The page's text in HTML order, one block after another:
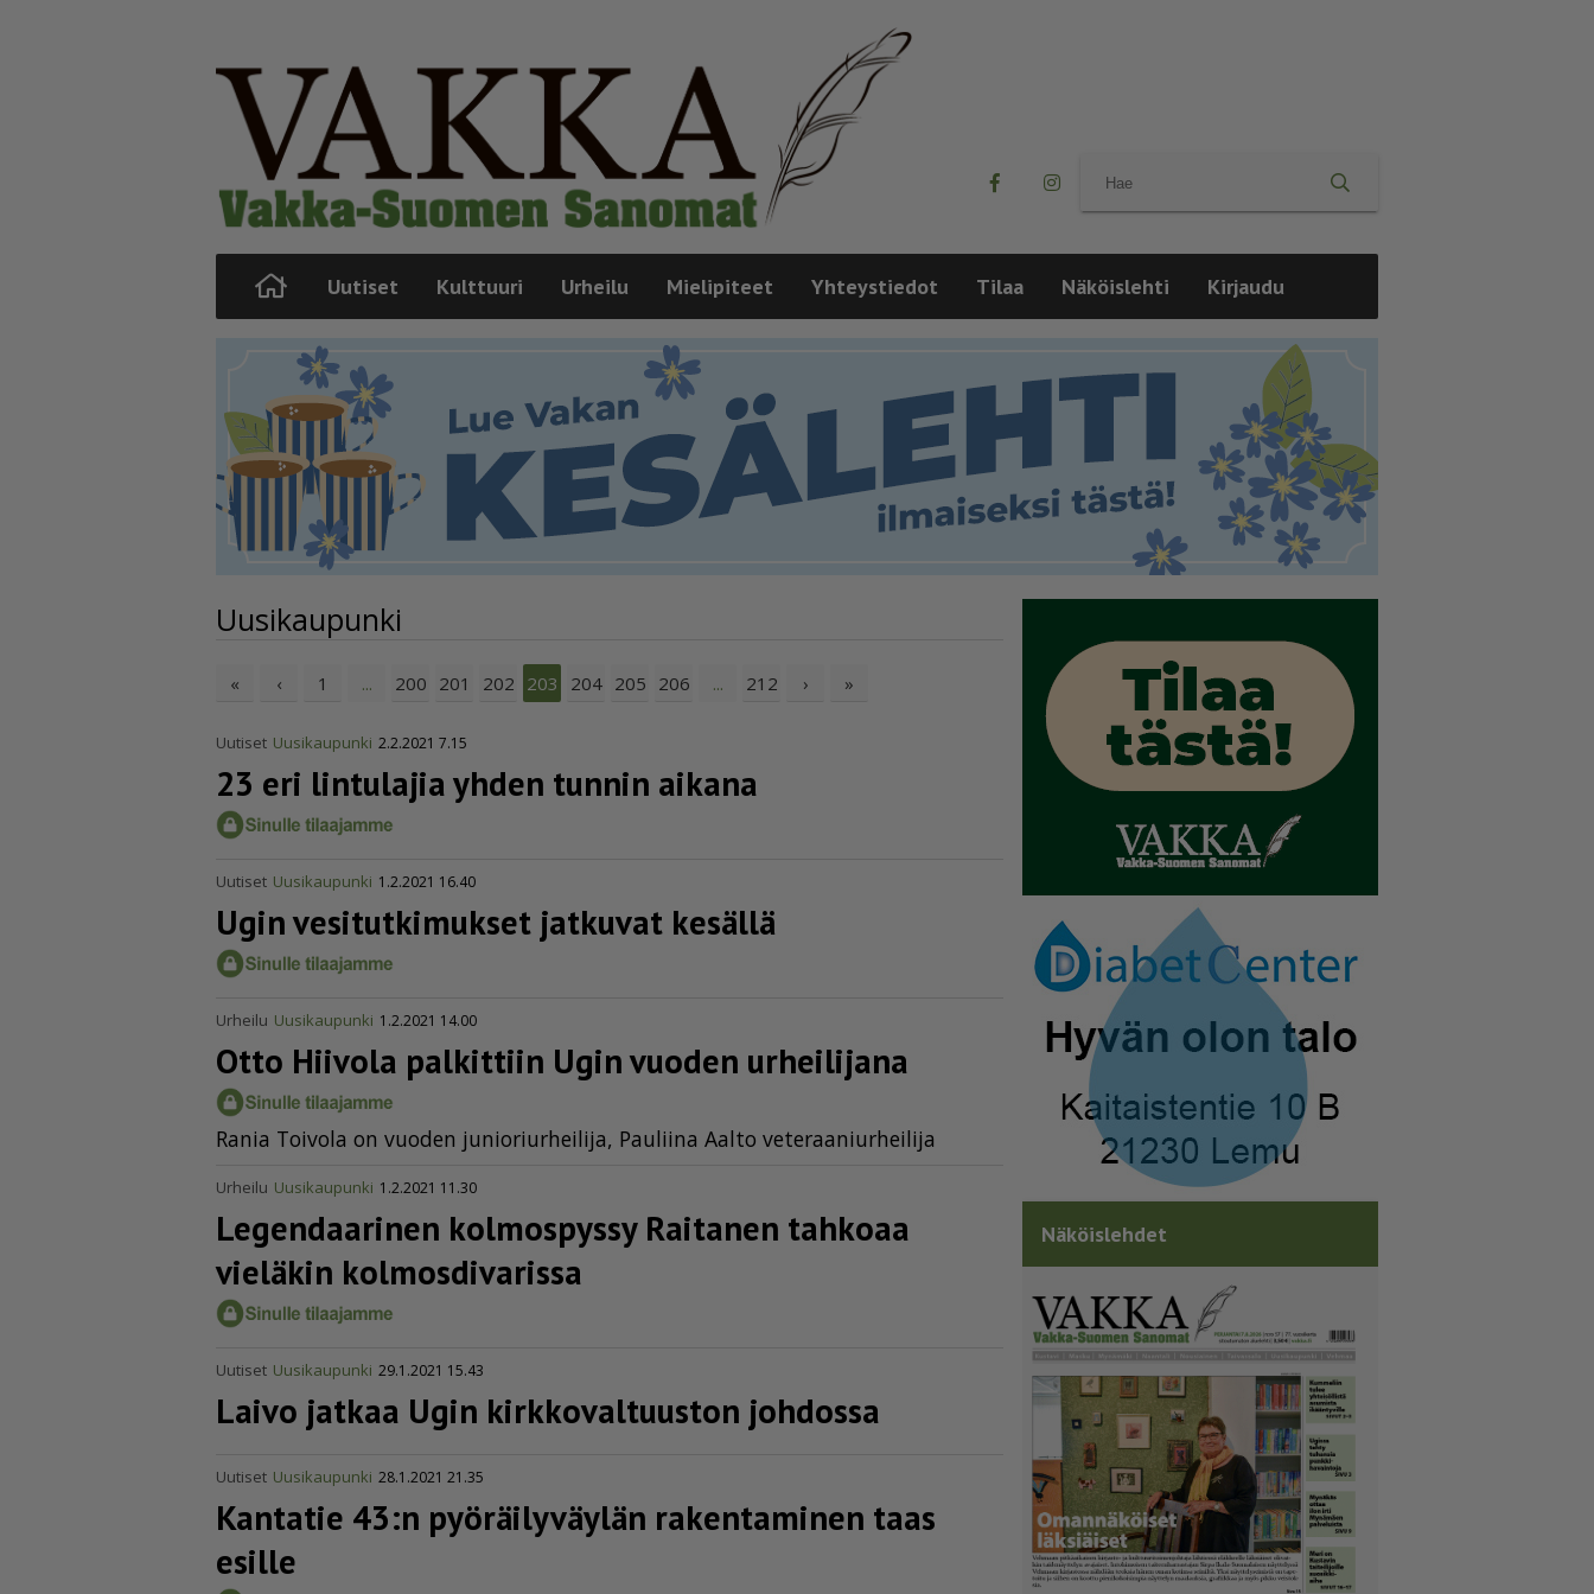
Uutiset Kulttuuri Urheilu Mielipiteet Yhteystiedot Tilaa Näköislehti Kirjaudu
Uusikaupunki
« ‹ 1 ... 200 201 202 203 204 205 206 ... 212 › »
Uutiset Uusikaupunki 2.2.2021 7.15
23 eri lintulajia yhden tunnin aikana
Uutiset Uusikaupunki 1.2.2021 16.40
Ugin vesitut­ki­mukset jatkuvat kesällä
Urheilu Uusikaupunki 1.2.2021 14.00
Otto Hiivola palkittiin Ugin vuoden urheilijana
Ra­nia Toi­vo­la on vuo­den ju­ni­o­riur­hei­li­ja, Pau­lii­na Aal­to ve­te­raa­niur­hei­li­ja
Urheilu Uusikaupunki 1.2.2021 11.30
Legendaarinen kolmospyssy Raitanen tahkoaa
vieläkin kolmos­di­va­rissa
Uutiset Uusikaupunki 29.1.2021 15.43
Laivo jatkaa Ugin kirkko­val­tuuston johdossa
Uutiset Uusikaupunki 28.1.2021 21.35
Kantatie 43:n pyöräilyväylän rakentaminen taas
esille
Näköislehdet